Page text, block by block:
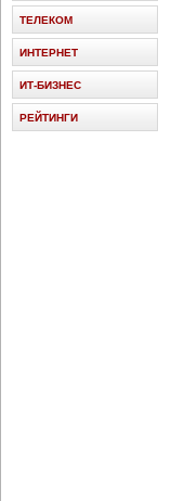
ТЕЛЕКОМ
ИНТЕРНЕТ
ИТ-БИЗНЕС
РЕЙТИНГИ